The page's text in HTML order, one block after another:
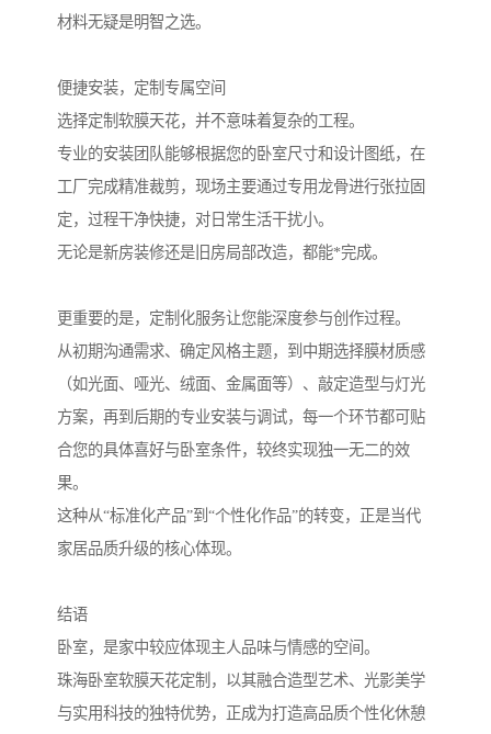
材料无疑是明智之选。
便捷安装，定制专属空间
选择定制软膜天花，并不意味着复杂的工程。
专业的安装团队能够根据您的卧室尺寸和设计图纸，在
工厂完成精准裁剪，现场主要通过专用龙骨进行张拉固
定，过程干净快捷，对日常生活干扰小。
无论是新房装修还是旧房局部改造，都能*完成。
更重要的是，定制化服务让您能深度参与创作过程。
从初期沟通需求、确定风格主题，到中期选择膜材质感
（如光面、哑光、绒面、金属面等）、敲定造型与灯光
方案，再到后期的专业安装与调试，每一个环节都可贴
合您的具体喜好与卧室条件，较终实现独一无二的效
果。
这种从“标准化产品”到“个性化作品”的转变，正是当代
家居品质升级的核心体现。
结语
卧室，是家中较应体现主人品味与情感的空间。
珠海卧室软膜天花定制，以其融合造型艺术、光影美学
与实用科技的独特优势，正成为打造高品质个性化休憩